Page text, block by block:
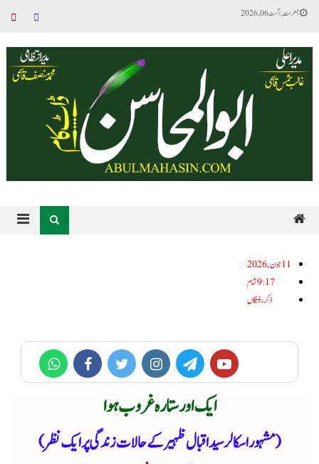
جمعرات, اگست 06, 2026
11جون, 2026
9:17 شام
ذکر رفتگاں
ایک اور ستارہ غروب ہوا
(مشہور اسکالر سید اقبال ظہیر کے حالات زندگی پر ایک نظر)